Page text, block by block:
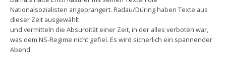
Nationalsozialisten angeprangert. Radau/Düring haben Texte aus
dieser Zeit ausgewählt
und vermitteln die Absurdität einer Zeit, in der alles verboten war,
was dem NS-Regime nicht gefiel. Es wird sicherlich ein spannender
Abend.